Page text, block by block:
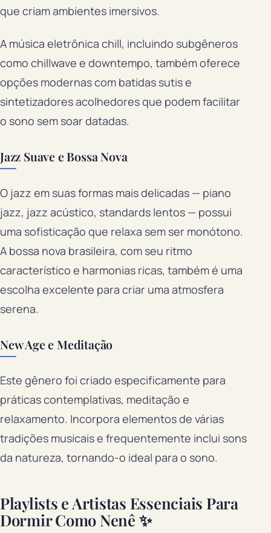
que criam ambientes imersivos.
A música eletrônica chill, incluindo subgêneros
como chillwave e downtempo, também oferece
opções modernas com batidas sutis e
sintetizadores acolhedores que podem facilitar
o sono sem soar datadas.
Jazz Suave e Bossa Nova
O jazz em suas formas mais delicadas — piano
jazz, jazz acústico, standards lentos — possui
uma sofisticação que relaxa sem ser monótono.
A bossa nova brasileira, com seu ritmo
característico e harmonias ricas, também é uma
escolha excelente para criar uma atmosfera
serena.
New Age e Meditação
Este gênero foi criado especificamente para
práticas contemplativas, meditação e
relaxamento. Incorpora elementos de várias
tradições musicais e frequentemente inclui sons
da natureza, tornando-o ideal para o sono.
Playlists e Artistas Essenciais Para
Dormir Como Nenê ✨